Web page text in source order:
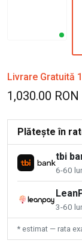
Livrare Gratuită
1,030.00 RON
Plătește în
tbi
6-60
3-60
* estimat — rata